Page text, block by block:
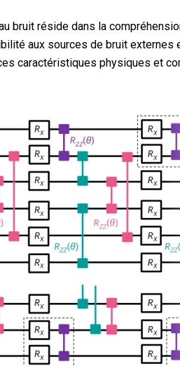
bruit réside dans la
aux sources de bruit
caractéristiques physiques et